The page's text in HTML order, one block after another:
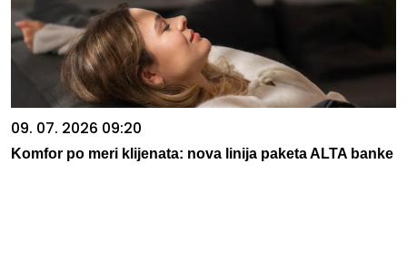
09. 07. 2026 09:20
Komfor po meri klijenata: nova linija paketa ALTA banke